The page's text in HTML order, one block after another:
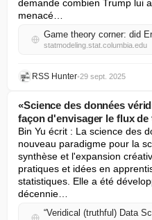
demande combien Trump lui
menacé…
statmodeling.stat.columbia.edu
RSS Hunter•29 sept. 2025
«Science des données
façon d'envisager le flux
Bin Yu écrit : La science des
nouveau paradigme pour la
synthèse et l'expansion
pratiques et idées en
statistiques. Elle a été
décennie…